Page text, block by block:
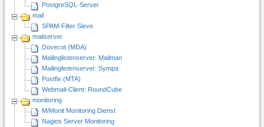
PostgreSQL-Server
mail
SPAM-Filter Sieve
mailserver
Dovecot (MDA)
Mailinglistenserver: Mailman
Mailinglistenserver: Sympa
Postfix (MTA)
Webmail-Client: RoundCube
monitoring
M/Monit Monitoring Dienst
Nagios Server Monitoring